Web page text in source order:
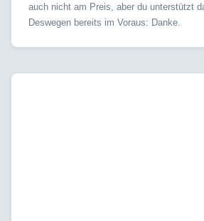
auch nicht am Preis, aber du unterstützt
Deswegen bereits im Voraus: Danke.